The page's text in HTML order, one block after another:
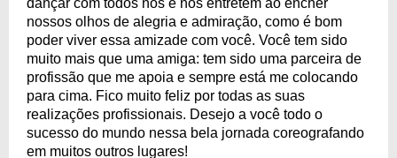
dançar com todos nós e nos entretém ao encher
nossos olhos de alegria e admiração, como é bom
poder viver essa amizade com você. Você tem sido
muito mais que uma amiga: tem sido uma parceira de
profissão que me apoia e sempre está me colocando
para cima. Fico muito feliz por todas as suas
realizações profissionais. Desejo a você todo o
sucesso do mundo nessa bela jornada coreografando
em muitos outros lugares!